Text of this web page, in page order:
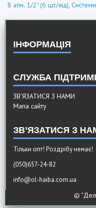
8 атм. 1/2" (6 шт/ящ), Системи
ІНФОРМАЦІЯ
СЛУЖБА
ЗВ’ЯЗАТИСЯ З НАМИ
Мапа сайту
ЗВ’ЯЗАТИСЯ З
Тільки опт! Роздрібу немає!
(050)657-24-82
info@ol-haiba.com.ua
©